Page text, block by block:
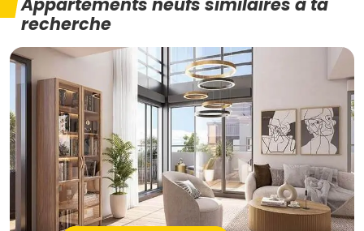
recherche